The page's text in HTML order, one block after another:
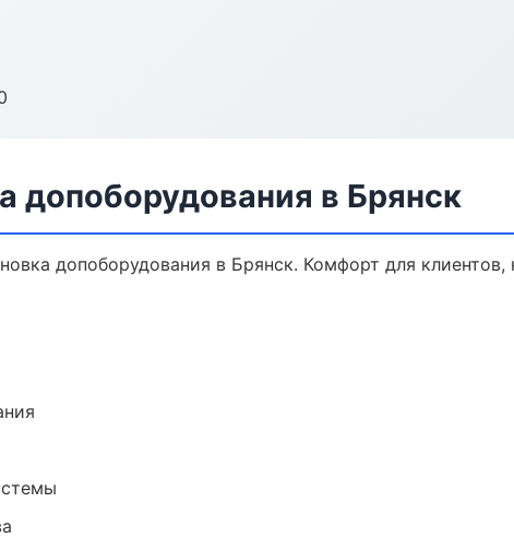
допоборудования в Брянск
допоборудования в Брянск. Комфорт для